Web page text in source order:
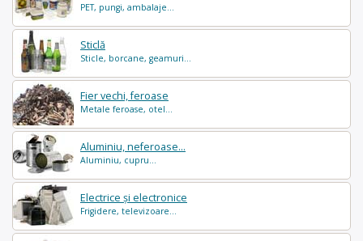
PET, pungi, ambalaje...
Sticlă
Sticle, borcane, geamuri...
Fier vechi, feroase
Metale feroase, otel...
Aluminiu, neferoase...
Aluminiu, cupru...
Electrice și electronice
Frigidere, televizoare...